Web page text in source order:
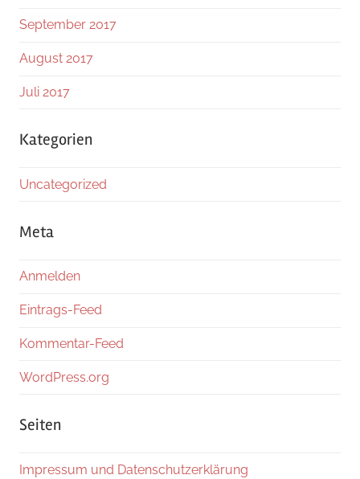
September 2017
August 2017
Juli 2017
Kategorien
Uncategorized
Meta
Anmelden
Eintrags-Feed
Kommentar-Feed
WordPress.org
Seiten
Impressum und Datenschutzerklärung